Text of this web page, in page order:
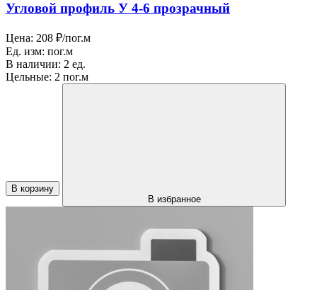
Угловой профиль У 4-6 прозрачный
Цена: 208 ₽/пог.м
Ед. изм: пог.м
В наличии: 2 ед.
Цельные: 2 пог.м
В корзину
В избранное